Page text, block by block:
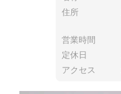
住所
営業時間
定休日
アクセス